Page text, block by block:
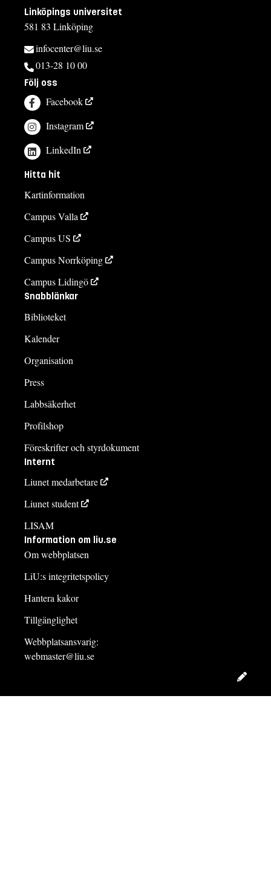
Linköpings universitet
581 83 Linköping
infocenter@liu.se
013-28 10 00
Följ oss
Facebook
Instagram
LinkedIn
Hitta hit
Kartinformation
Campus Valla
Campus US
Campus Norrköping
Campus Lidingö
Snabblänkar
Biblioteket
Kalender
Organisation
Press
Labbsäkerhet
Profilshop
Föreskrifter och styrdokument
Internt
Liunet medarbetare
Liunet student
LISAM
Information om liu.se
Om webbplatsen
LiU:s integritetspolicy
Hantera kakor
Tillgänglighet
Webbplatsansvarig:
webmaster@liu.se